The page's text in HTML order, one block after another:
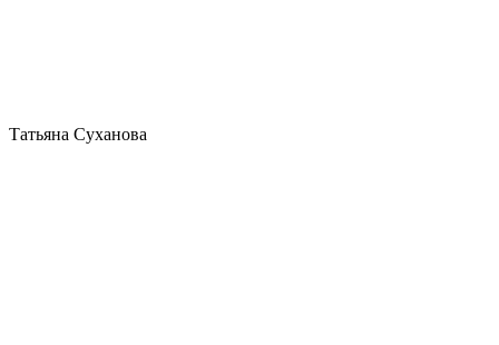
Татьяна Суханова